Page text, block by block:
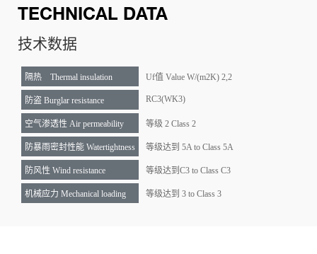
TECHNICAL DATA
技术数据
隔热 Thermal insulation Uf值 Value W/(m2K) 2,2
防盗 Burglar resistance RC3(WK3)
空气渗透性 Air permeability 等级 2 Class 2
防暴雨密封性能 Watertightness 等级达到 5A to Class 5A
防风性 Wind resistance 等级达到C3 to Class C3
机械应力 Mechanical loading 等级达到 3 to Class 3